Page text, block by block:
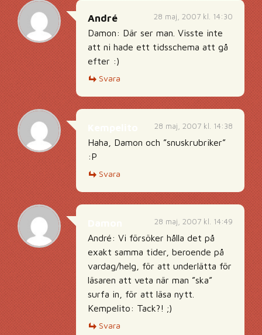
28 maj, 2007 kl. 14:30
André
Damon: Där ser man. Visste inte
att ni hade ett tidsschema att gå
efter :)
Svara
28 maj, 2007 kl. 14:38
Haha, Damon och ”snuskrubriker”
:P
Svara
28 maj, 2007 kl. 14:49
André: Vi försöker hålla det på
exakt samma tider, beroende på
vardag/helg, för att underlätta för
läsaren att veta när man ”ska”
surfa in, för att läsa nytt.
Kempelito: Tack?! ;)
Svara